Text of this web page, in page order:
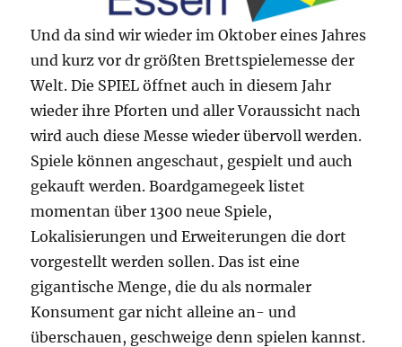
Und da sind wir wieder im Oktober eines Jahres
und kurz vor dr größten Brettspielemesse der
Welt. Die SPIEL öffnet auch in diesem Jahr
wieder ihre Pforten und aller Voraussicht nach
wird auch diese Messe wieder übervoll werden.
Spiele können angeschaut, gespielt und auch
gekauft werden. Boardgamegeek listet
momentan über 1300 neue Spiele,
Lokalisierungen und Erweiterungen die dort
vorgestellt werden sollen. Das ist eine
gigantische Menge, die du als normaler
Konsument gar nicht alleine an- und
überschauen, geschweige denn spielen kannst.